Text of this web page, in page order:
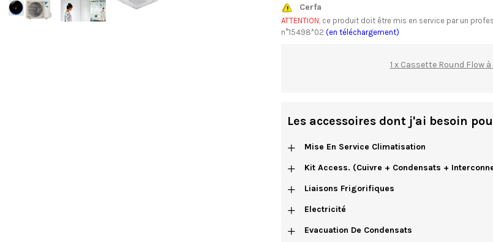
Cerfa
ATTENTION, ce produit doit être mis en service par un
n°15498*02 (en téléchargement)
1 x Cassette Round Flow à
Les accessoires dont j'ai besoin
+ Mise En Service Climatisation
+ Kit Access. (cuivre + Condensats +
+ Liaisons Frigorifiques
+ Electricité
+ Evacuation De Condensats